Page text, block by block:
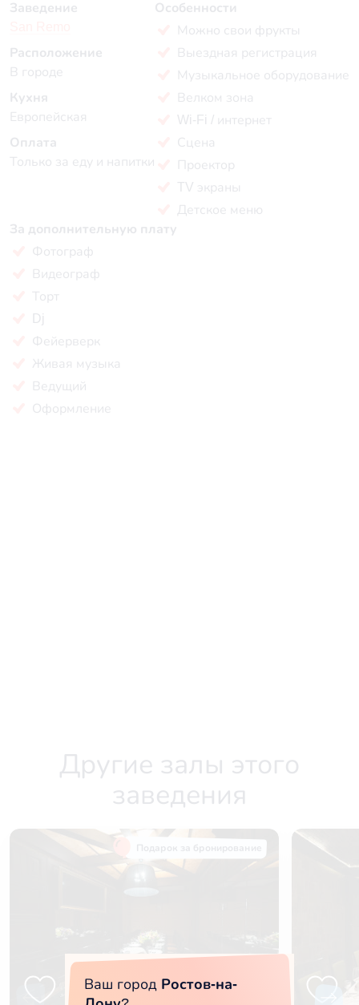
Заведение
Расположение
В городе
Кухня
Европейская
Оплата
Только за еду и напитки
Особенности
Можно свои фрукты
Выездная регистрация
Музыкальное оборудование
Велком зона
Wi-Fi / интернет
Сцена
Проектор
TV экраны
Детское меню
За дополнительную плату
Фотограф
Видеограф
Торт
Dj
Фейерверк
Живая музыка
Ведущий
Оформление
Другие залы этого
заведения
Ваш город Ростов-на-